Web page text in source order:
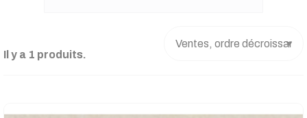
Il y a 1 produits.